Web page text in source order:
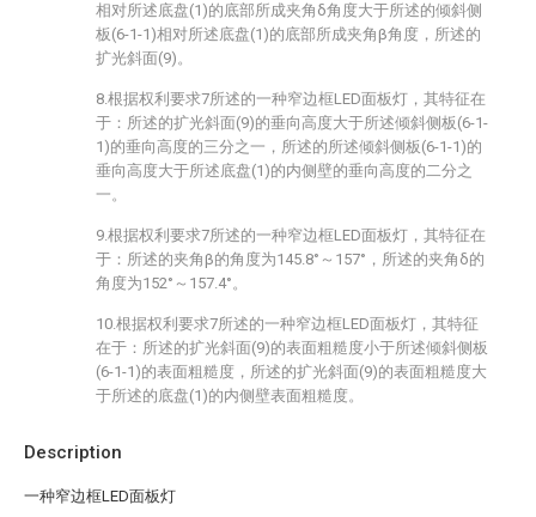
Description
一种窄边框LED面板灯
相对所述底盘(1)的底部所成夹角δ角度大于所述的倾斜侧
板(6-1-1)相对所述底盘(1)的底部所成夹角β角度，所述的
扩光斜面(9)。
8.根据权利要求7所述的一种窄边框LED面板灯，其特征在
于：所述的扩光斜面(9)的垂向高度大于所述倾斜侧板(6-1-
1)的垂向高度的三分之一，所述的所述倾斜侧板(6-1-1)的
垂向高度大于所述底盘(1)的内侧壁的垂向高度的二分之
一。
9.根据权利要求7所述的一种窄边框LED面板灯，其特征在
于：所述的夹角β的角度为145.8°～157°，所述的夹角δ的
角度为152°～157.4°。
10.根据权利要求7所述的一种窄边框LED面板灯，其特征
在于：所述的扩光斜面(9)的表面粗糙度小于所述倾斜侧板
(6-1-1)的表面粗糙度，所述的扩光斜面(9)的表面粗糙度大
于所述的底盘(1)的内侧壁表面粗糙度。